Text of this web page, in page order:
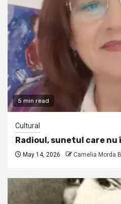
5 min read
Cultural
Radioul, sunetul care
May 14, 2026 Camelia Morda